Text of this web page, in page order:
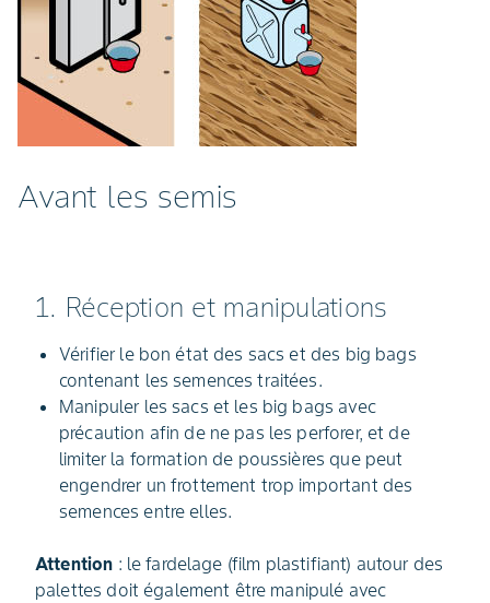
Avant les semis
1. Réception et manipulations
Vérifier le bon état des sacs et des big bags
contenant les semences traitées.
Manipuler les sacs et les big bags avec
précaution afin de ne pas les perforer, et de
limiter la formation de poussières que peut
engendrer un frottement trop important des
semences entre elles.
Attention : le fardelage (film plastifiant) autour des
palettes doit également être manipulé avec